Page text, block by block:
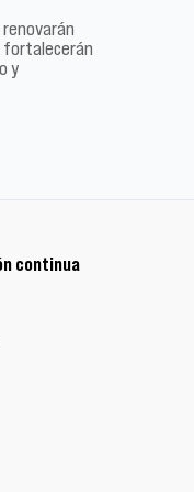
fortalecerán
y
continua